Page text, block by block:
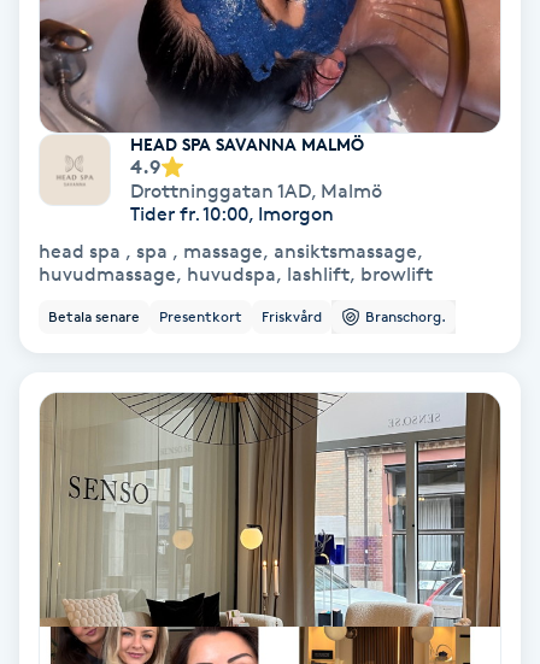
Nagelförlängning
Nagelförlängning akryl
Nagelförlängning gelé
Nagelförlängning glasfiber
Nagelförlängning silke
Nagelklippning
Nagelsvamp
Nageltrång
Nagelvård
HEAD SPA SAVANNA MALMÖ
4.9
Drottninggatan 1AD, Malmö
Tider fr. 10:00, Imorgon
head spa , spa , massage, ansiktsmassage,
huvudmassage, huvudspa, lashlift, browlift
Betala senare Presentkort Friskvård Branschorg.